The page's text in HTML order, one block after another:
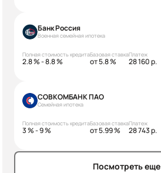
Банк Россия
Военная семейная ипотека
Полная стоимость кредита
2.8 % - 8.8 %
Базовая ставка
от 5.8 %
Платеж
28 160 р.
СОВКОМБАНК ПАО
Семейная ипотека
Полная стоимость кредита
3 % - 9 %
Базовая ставка
от 5.99 %
Платеж
28 743 р.
Посмотреть еще